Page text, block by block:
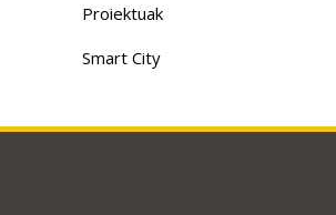
Proiektuak
Smart City